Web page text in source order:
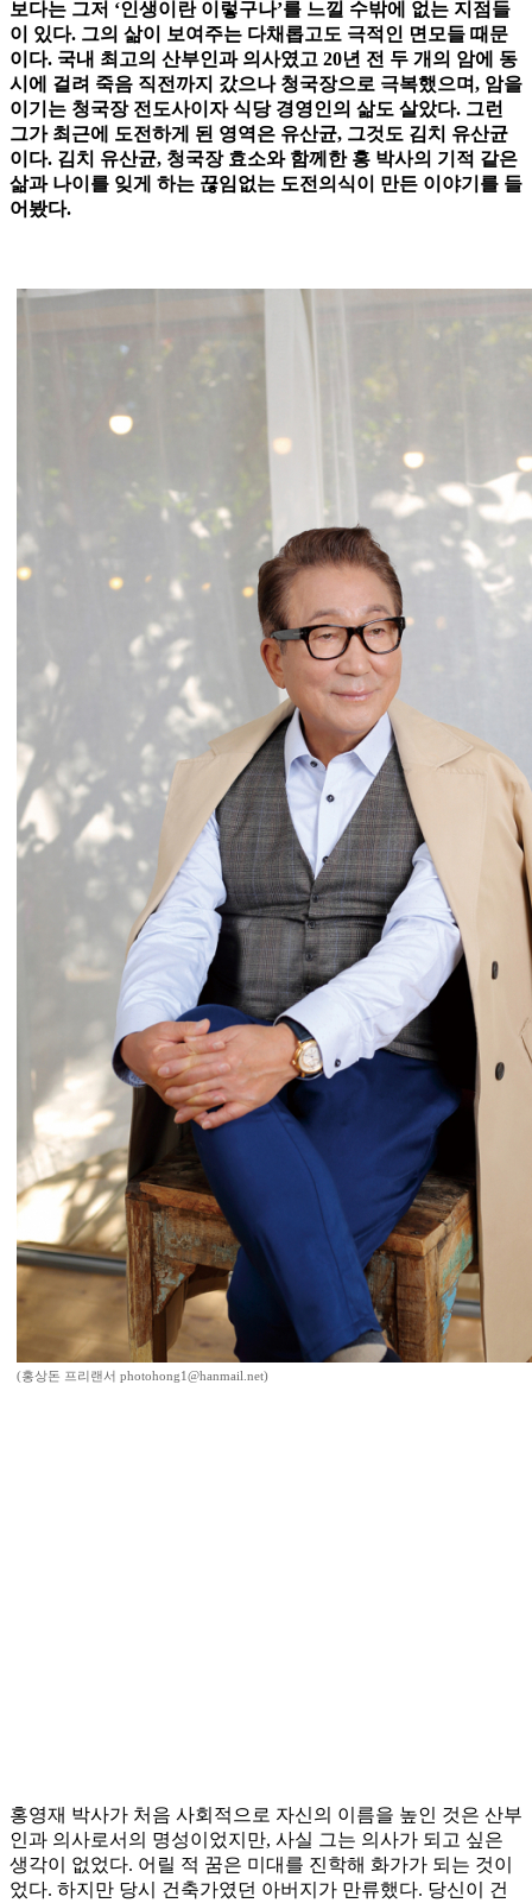
보다는 그저 ‘인생이란 이렇구나’를 느낄 수밖에 없는 지점들
이 있다. 그의 삶이 보여주는 다채롭고도 극적인 면모들 때문
이다. 국내 최고의 산부인과 의사였고 20년 전 두 개의 암에 동
시에 걸려 죽음 직전까지 갔으나 청국장으로 극복했으며, 암을
이기는 청국장 전도사이자 식당 경영인의 삶도 살았다. 그런
그가 최근에 도전하게 된 영역은 유산균, 그것도 김치 유산균
이다. 김치 유산균, 청국장 효소와 함께한 홍 박사의 기적 같은
삶과 나이를 잊게 하는 끊임없는 도전의식이 만든 이야기를 들
어봤다.
(홍상돈 프리랜서 photohong1@hanmail.net)
홍영재 박사가 처음 사회적으로 자신의 이름을 높인 것은 산부
인과 의사로서의 명성이었지만, 사실 그는 의사가 되고 싶은
생각이 없었다. 어릴 적 꿈은 미대를 진학해 화가가 되는 것이
었다. 하지만 당시 건축가였던 아버지가 만류했다. 당신이 건